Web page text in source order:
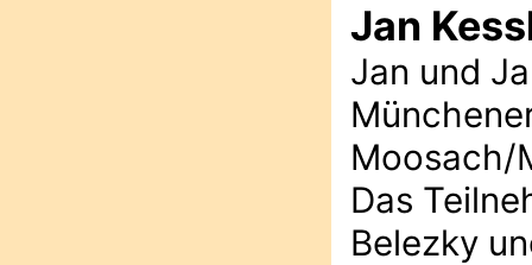
Jan
Jan und
Moosach/
Das
Belezky